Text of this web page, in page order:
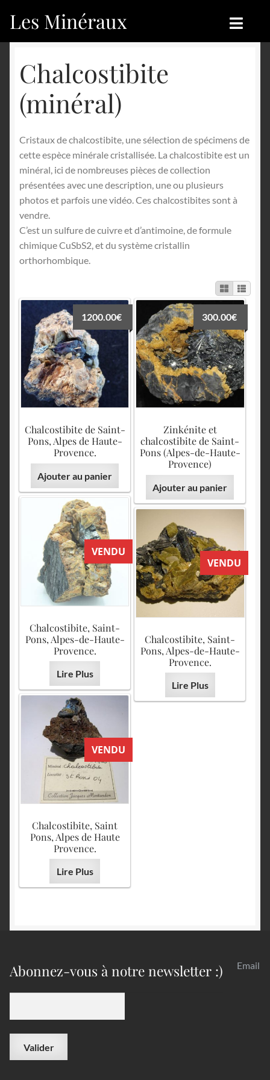
Aller
à
navigation
Aller
au
Les Minéraux
Catégories
Nouveautés
Achat
Mon compte
Français
Boutique
Nouveautés
Blog
Achat
Contactez-nous
Sites amis
Chalcostibite
(minéral)
Cristaux de chalcostibite, une sélection de spécimens de
cette espèce minérale cristallisée. La chalcostibite est un
minéral, ici de nombreuses pièces de collection
présentées avec une description, une ou plusieurs
photos et parfois une vidéo. Ces chalcostibites sont à
vendre.
C’est un sulfure de cuivre et d’antimoine, de formule
chimique CuSbS2, et du système cristallin
orthorhombique.
Chalcostibite de Saint-
Pons, Alpes de Haute-
Provence.
1200.00€
Ajouter au panier
Zinkénite et
chalcostibite de Saint-
Pons (Alpes-de-Haute-
Provence)
300.00€
Ajouter au panier
VENDU
Chalcostibite, Saint-
Pons, Alpes-de-Haute-
Provence.
Lire Plus
VENDU
Chalcostibite, Saint-
Pons, Alpes-de-Haute-
Provence.
Lire Plus
VENDU
Chalcostibite, Saint
Pons, Alpes de Haute
Provence.
Lire Plus
Abonnez-vous à notre newsletter :) Email